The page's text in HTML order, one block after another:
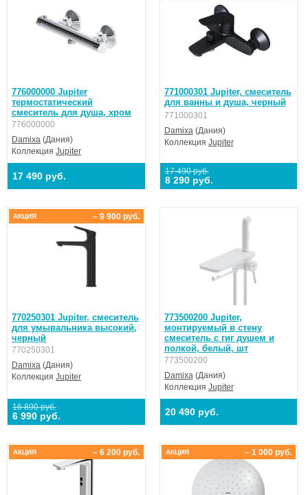
776000000 Jupiter
термостатический
смеситель для душа, хром
776000000
Damixa (Дания)
Коллекция Jupiter
17 490 руб.
771000301 Jupiter, смеситель
для ванны и душа, черный
771000301
Damixa(Дания)
Коллекция Jupiter
17 490 руб.
8 290 руб.
770250301 Jupiter, смеситель
для умывальника высокий,
черный
770250301
Damixa (Дания)
Коллекция Jupiter
16 890 руб.
6 990 руб.
– 9 900 руб.
АКЦИЯ
773500200 Jupiter,
монтируемый в стену
смеситель с гиг душем и
полкой, белый, шт
773500200
Damixa(Дания)
Коллекция Jupiter
20 490 руб.
– 6 200 руб.
АКЦИЯ – 1 000 руб.
АКЦИЯ